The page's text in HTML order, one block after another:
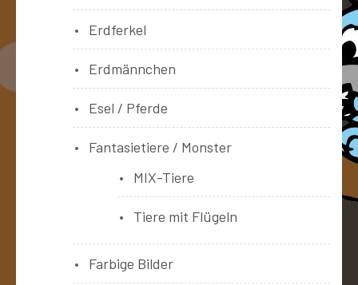
Erdferkel
Erdmännchen
Esel / Pferde
Fantasietiere / Monster
MIX-Tiere
Tiere mit Flügeln
Farbige Bilder